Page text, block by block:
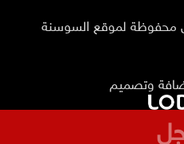
وتصميم